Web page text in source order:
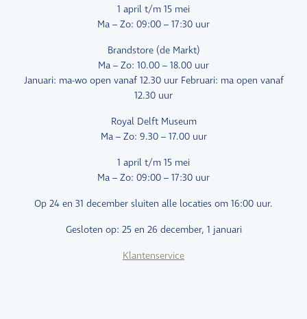
1 april t/m 15 mei
Ma – Zo: 09:00 – 17:30 uur
Brandstore (de Markt)
Ma – Zo: 10.00 – 18.00 uur
Januari: ma-wo open vanaf 12.30 uur Februari: ma open vanaf
12.30 uur
Royal Delft Museum
Ma – Zo: 9.30 – 17.00 uur
1 april t/m 15 mei
Ma – Zo: 09:00 – 17:30 uur
Op 24 en 31 december sluiten alle locaties om 16:00 uur.
Gesloten op: 25 en 26 december, 1 januari
Klantenservice